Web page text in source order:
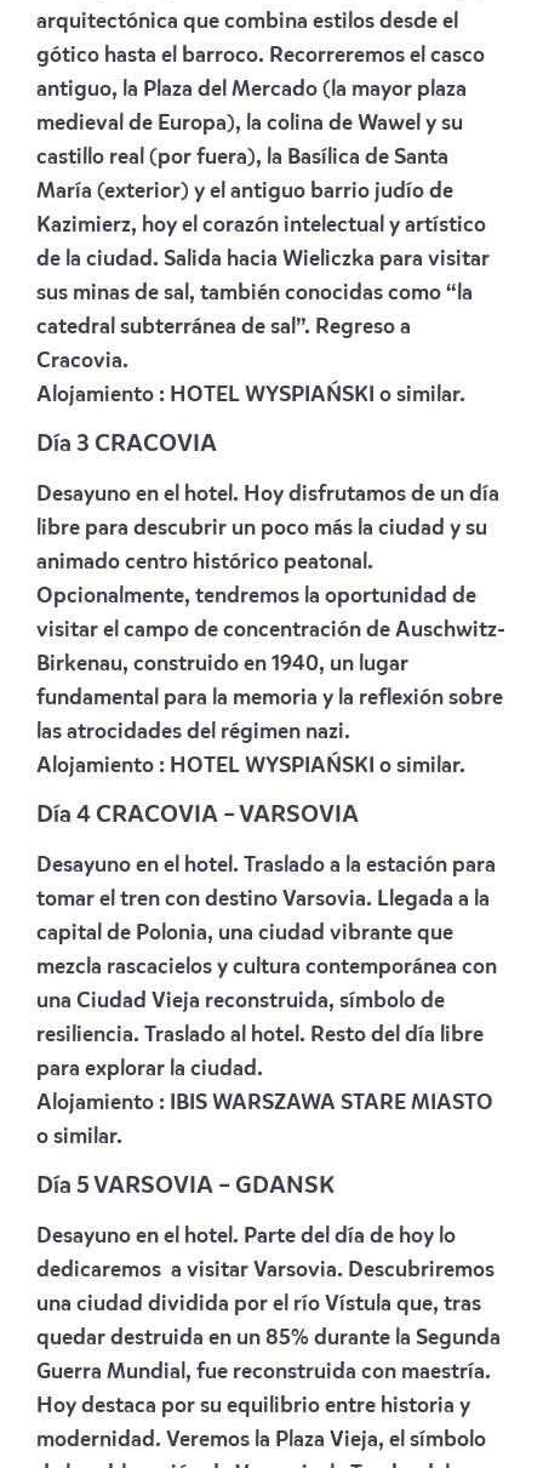
arquitectónica que combina estilos desde el
gótico hasta el barroco. Recorreremos el casco
antiguo, la Plaza del Mercado (la mayor plaza
medieval de Europa), la colina de Wawel y su
castillo real (por fuera), la Basílica de Santa
María (exterior) y el antiguo barrio judío de
Kazimierz, hoy el corazón intelectual y artístico
de la ciudad. Salida hacia Wieliczka para visitar
sus minas de sal, también conocidas como “la
catedral subterránea de sal”. Regreso a
Cracovia.
Alojamiento : HOTEL WYSPIAŃSKI o similar.
Día 3 CRACOVIA
Desayuno en el hotel. Hoy disfrutamos de un día
libre para descubrir un poco más la ciudad y su
animado centro histórico peatonal.
Opcionalmente, tendremos la oportunidad de
visitar el campo de concentración de Auschwitz-
Birkenau, construido en 1940, un lugar
fundamental para la memoria y la reflexión sobre
las atrocidades del régimen nazi.
Alojamiento : HOTEL WYSPIAŃSKI o similar.
Día 4 CRACOVIA – VARSOVIA
Desayuno en el hotel. Traslado a la estación para
tomar el tren con destino Varsovia. Llegada a la
capital de Polonia, una ciudad vibrante que
mezcla rascacielos y cultura contemporánea con
una Ciudad Vieja reconstruida, símbolo de
resiliencia. Traslado al hotel. Resto del día libre
para explorar la ciudad.
Alojamiento :
IBIS WARSZAWA STARE MIASTO
o similar.
Día 5 VARSOVIA – GDANSK
Desayuno en el hotel. Parte del día de hoy lo
dedicaremos a visitar Varsovia. Descubriremos
una ciudad dividida por el río Vístula que, tras
quedar destruida en un 85% durante la Segunda
Guerra Mundial, fue reconstruida con maestría.
Hoy destaca por su equilibrio entre historia y
modernidad. Veremos la Plaza Vieja, el símbolo